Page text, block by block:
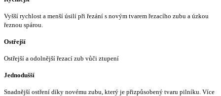
Vyšší rychlost a menší úsilí při řezání s novým tvarem řezacího zubu a úzkou
řeznou spárou.
Ostřejší
Ostřejší a odolnější řezací zub vůči ztupení
Jednodušší
Snadnější ostření díky novému zubu, který je přizpůsobený tvaru pilníku. Více